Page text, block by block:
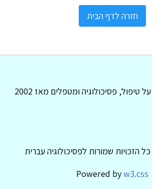
חזרה לדף הבית
טיפול, פסיכולוגיה ומטפלים מאז 2002
Powered byw3.css